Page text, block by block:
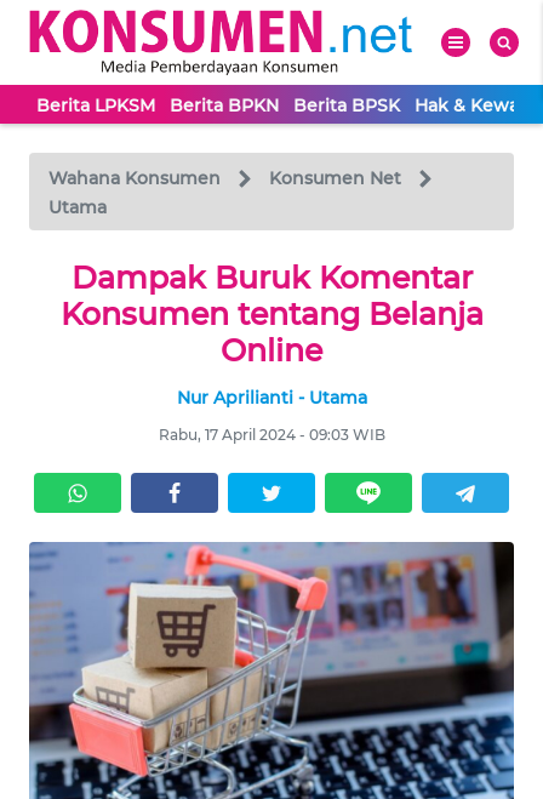
Berita LPKSM Berita BPKN Berita BPSK Hak &
Wahana Konsumen
Konsumen Net
Utama
Dampak Buruk Komentar
Konsumen tentang Belanja
Online
Nur Aprilianti - Utama
Rabu, 17 April 2024 - 09:03 WIB
TV
Tutup
LPKSM
KEWAJIBAN
KONSUMEN
WAHANA
ADVOKAT
OPINI